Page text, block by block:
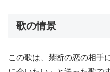
歌の情景
この歌は、禁断の恋の相手